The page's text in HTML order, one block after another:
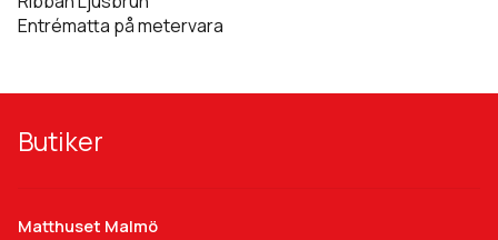
Entrématta på metervara
Butiker
Matthuset Malmö